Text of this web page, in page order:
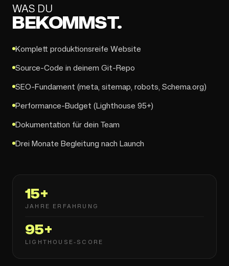
WAS DU
BEKOMMST.
Komplett produktionsreife Website
Source-Code in deinem Git-Repo
SEO-Fundament (meta, sitemap, robots, Schema.org)
Performance-Budget (Lighthouse 95+)
Dokumentation für dein Team
Drei Monate Begleitung nach Launch
15+
JAHRE ERFAHRUNG
95+
LIGHTHOUSE-SCORE